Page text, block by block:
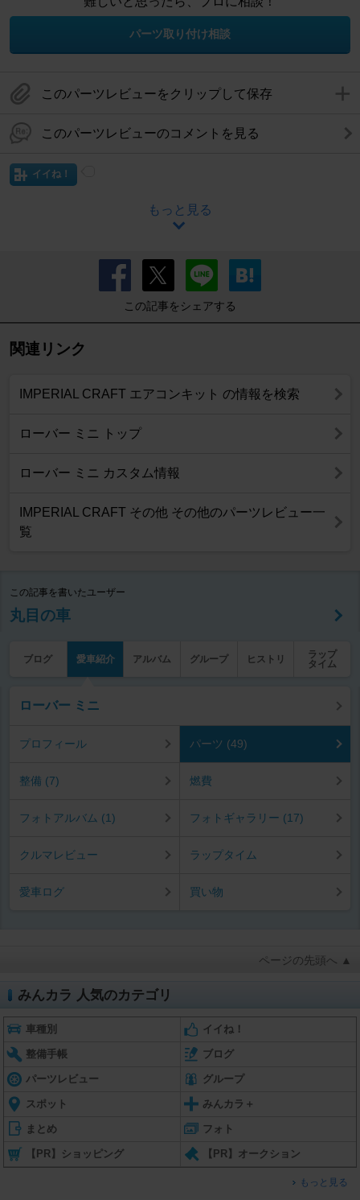
パーツ取り付け相談
このパーツレビューをクリップして保存
このパーツレビューのコメントを見る
イイね！
もっと見る
この記事をシェアする
関連リンク
IMPERIAL CRAFT エアコンキット の情報を検索
ローバー ミニ トップ
ローバー ミニ カスタム情報
IMPERIAL CRAFT その他 その他のパーツレビュー一
覧
この記事を書いたユーザー
丸目の車
ブログ 愛車紹介 アルバム グループ ヒストリ
ラップ
タイム
ローバー ミニ
プロフィール パーツ (49)
整備 (7) 燃費
フォトアルバム (1) フォトギャラリー (17)
クルマレビュー ラップタイム
愛車ログ 買い物
ページの先頭へ ▲
みんカラ 人気のカテゴリ
車種別 イイね！
整備手帳 ブログ
パーツレビュー グループ
スポット みんカラ＋
まとめ フォト
【PR】ショッピング 【PR】オークション
もっと見る